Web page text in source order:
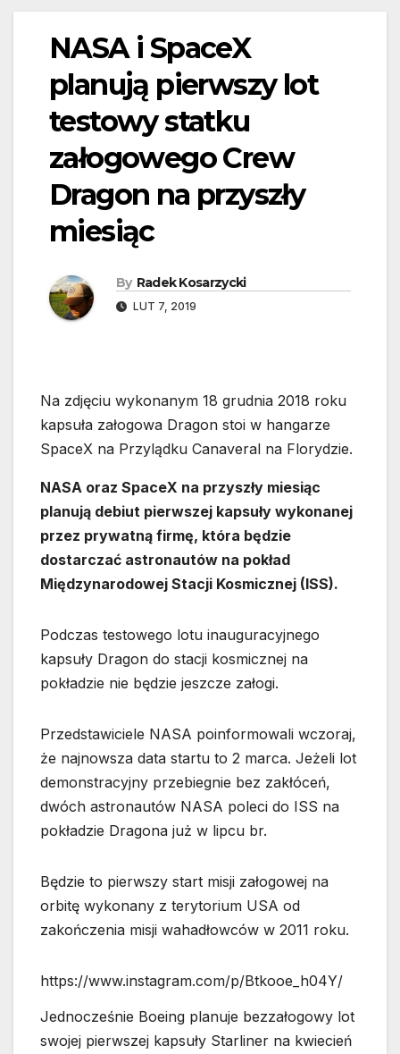
NASA i SpaceX
planują pierwszy lot
testowy statku
załogowego Crew
Dragon na przyszły
miesiąc
By Radek Kosarzycki
LUT 7, 2019
Na zdjęciu wykonanym 18 grudnia 2018 roku
kapsuła załogowa Dragon stoi w hangarze
SpaceX na Przylądku Canaveral na Florydzie.
NASA oraz SpaceX na przyszły miesiąc
planują debiut pierwszej kapsuły wykonanej
przez prywatną firmę, która będzie
dostarczać astronautów na pokład
Międzynarodowej Stacji Kosmicznej (ISS).
Podczas testowego lotu inauguracyjnego
kapsuły Dragon do stacji kosmicznej na
pokładzie nie będzie jeszcze załogi.
Przedstawiciele NASA poinformowali wczoraj,
że najnowsza data startu to 2 marca. Jeżeli lot
demonstracyjny przebiegnie bez zakłóceń,
dwóch astronautów NASA poleci do ISS na
pokładzie Dragona już w lipcu br.
Będzie to pierwszy start misji załogowej na
orbitę wykonany z terytorium USA od
zakończenia misji wahadłowców w 2011 roku.
https://www.instagram.com/p/Btkooe_h04Y/
Jednocześnie Boeing planuje bezzałogowy lot
swojej pierwszej kapsuły Starliner na kwiecień